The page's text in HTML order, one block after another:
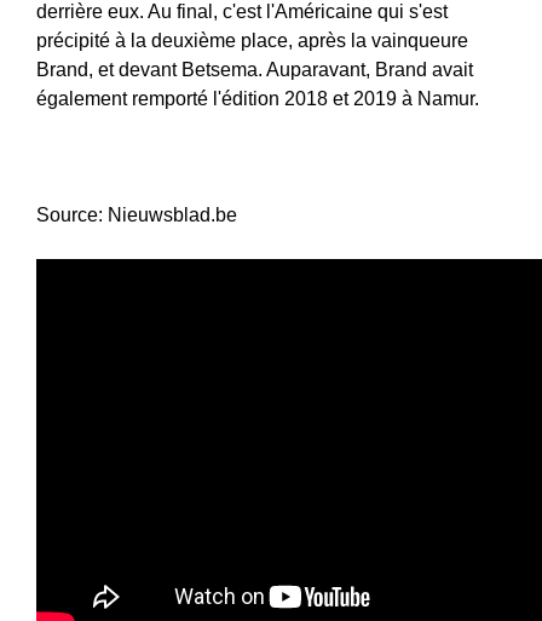
derrière eux. Au final, c'est l'Américaine qui s'est
précipité à la deuxième place, après la vainqueure
Brand, et devant Betsema. Auparavant, Brand avait
également remporté l'édition 2018 et 2019 à Namur.
Source: Nieuwsblad.be